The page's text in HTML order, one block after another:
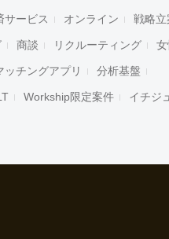
サービス オンライン 戦略立
商談 リクルーティング
ッチングアプリ 分析基盤
Workship限定案件 イチジ